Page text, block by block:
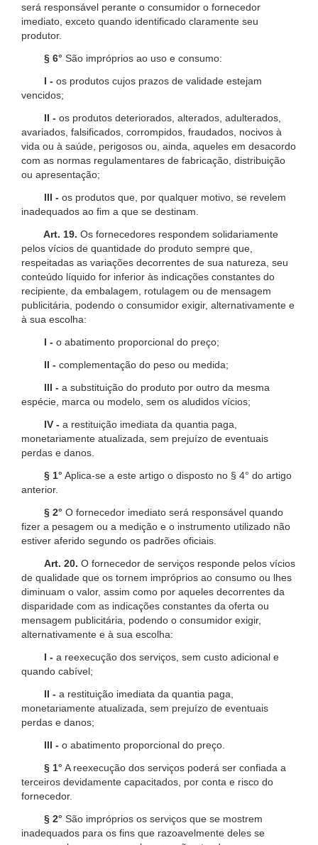
será responsável perante o consumidor o fornecedor
imediato, exceto quando identificado claramente seu
produtor.
§ 6° São impróprios ao uso e consumo:
I - os produtos cujos prazos de validade estejam
vencidos;
II - os produtos deteriorados, alterados, adulterados,
avariados, falsificados, corrompidos, fraudados, nocivos à
vida ou à saúde, perigosos ou, ainda, aqueles em desacordo
com as normas regulamentares de fabricação, distribuição
ou apresentação;
III - os produtos que, por qualquer motivo, se revelem
inadequados ao fim a que se destinam.
Art. 19. Os fornecedores respondem solidariamente
pelos vícios de quantidade do produto sempre que,
respeitadas as variações decorrentes de sua natureza, seu
conteúdo líquido for inferior às indicações constantes do
recipiente, da embalagem, rotulagem ou de mensagem
publicitária, podendo o consumidor exigir, alternativamente e
à sua escolha:
I - o abatimento proporcional do preço;
II - complementação do peso ou medida;
III - a substituição do produto por outro da mesma
espécie, marca ou modelo, sem os aludidos vícios;
IV - a restituição imediata da quantia paga,
monetariamente atualizada, sem prejuízo de eventuais
perdas e danos.
§ 1° Aplica-se a este artigo o disposto no § 4° do artigo
anterior.
§ 2° O fornecedor imediato será responsável quando
fizer a pesagem ou a medição e o instrumento utilizado não
estiver aferido segundo os padrões oficiais.
Art. 20. O fornecedor de serviços responde pelos vícios
de qualidade que os tornem impróprios ao consumo ou lhes
diminuam o valor, assim como por aqueles decorrentes da
disparidade com as indicações constantes da oferta ou
mensagem publicitária, podendo o consumidor exigir,
alternativamente e à sua escolha:
I - a reexecução dos serviços, sem custo adicional e
quando cabível;
II - a restituição imediata da quantia paga,
monetariamente atualizada, sem prejuízo de eventuais
perdas e danos;
III - o abatimento proporcional do preço.
§ 1° A reexecução dos serviços poderá ser confiada a
terceiros devidamente capacitados, por conta e risco do
fornecedor.
§ 2° São impróprios os serviços que se mostrem
inadequados para os fins que razoavelmente deles se